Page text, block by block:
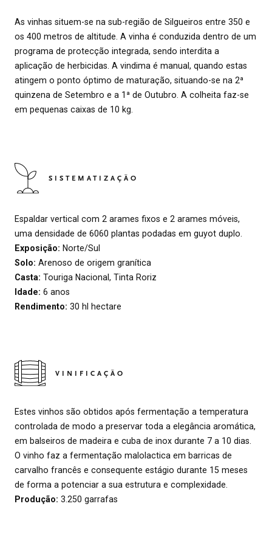
As vinhas situem-se na sub-região de Silgueiros entre 350 e
os 400 metros de altitude. A vinha é conduzida dentro de um
programa de protecção integrada, sendo interdita a
aplicação de herbicidas. A vindima é manual, quando estas
atingem o ponto óptimo de maturação, situando-se na 2ª
quinzena de Setembro e a 1ª de Outubro. A colheita faz-se
em pequenas caixas de 10 kg.
SISTEMATIZAÇÃO
Espaldar vertical com 2 arames fixos e 2 arames móveis,
uma densidade de 6060 plantas podadas em guyot duplo.
Exposição: Norte/Sul
Solo: Arenoso de origem granítica
Casta: Touriga Nacional, Tinta Roriz
Idade: 6 anos
Rendimento: 30 hl hectare
VINIFICAÇÃO
Estes vinhos são obtidos após fermentação a temperatura
controlada de modo a preservar toda a elegância aromática,
em balseiros de madeira e cuba de inox durante 7 a 10 dias.
O vinho faz a fermentação malolactica em barricas de
carvalho francês e consequente estágio durante 15 meses
de forma a potenciar a sua estrutura e complexidade.
Produção: 3.250 garrafas